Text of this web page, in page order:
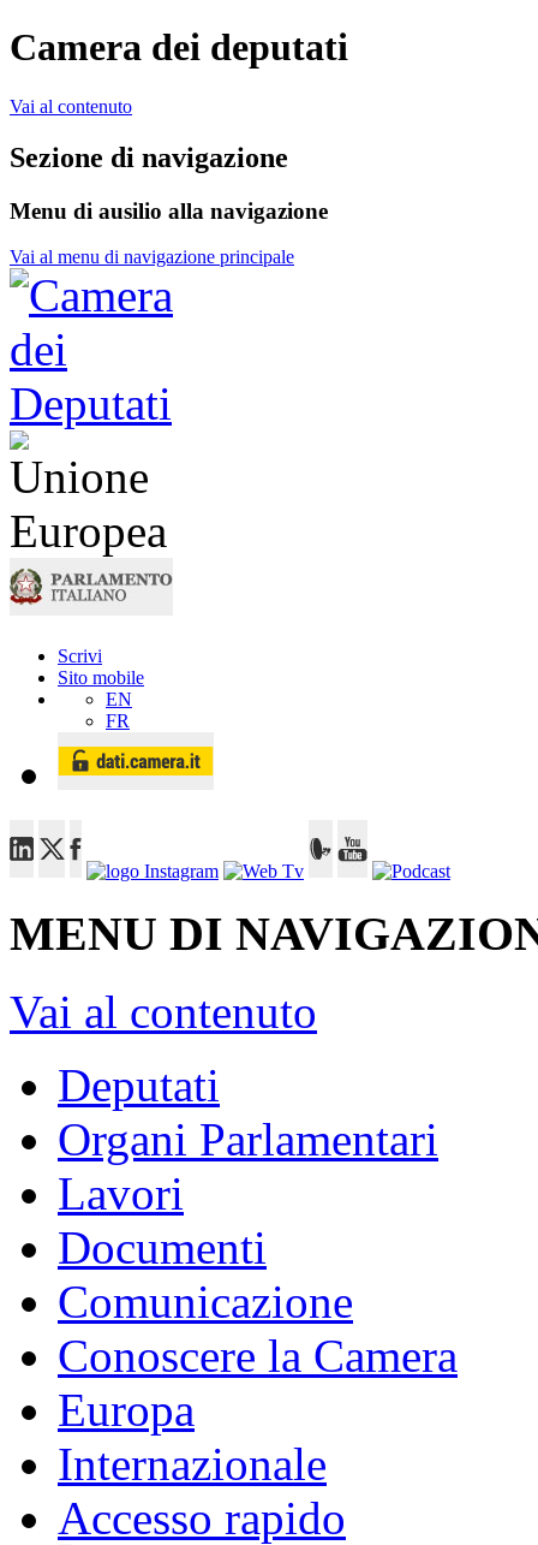
Camera dei deputati
Vai al contenuto
Sezione di navigazione
Menu di ausilio alla navigazione
Vai al menu di navigazione principale
Scrivi
Sito mobile
EN
FR
MENU DI
Vai al contenuto
Deputati
Organi Parlamentari
Lavori
Documenti
Comunicazione
Conoscere la Camera
Europa
Internazionale
Accesso rapido